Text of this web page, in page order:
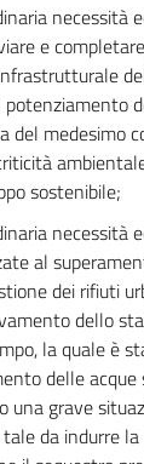
necessità
e
del medesimo
sostenibile;
necessità
al
dei rifiuti
dello
la quale è
delle
una grave
da indurre